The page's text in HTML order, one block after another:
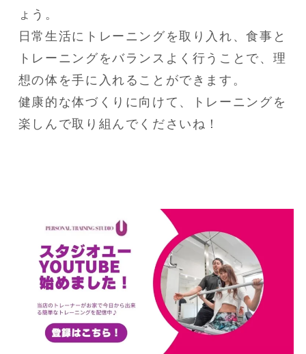
ょう。
日常生活にトレーニングを取り入れ、食事と
トレーニングをバランスよく行うことで、理
想の体を手に入れることができます。
健康的な体づくりに向けて、トレーニングを
楽しんで取り組んでくださいね！